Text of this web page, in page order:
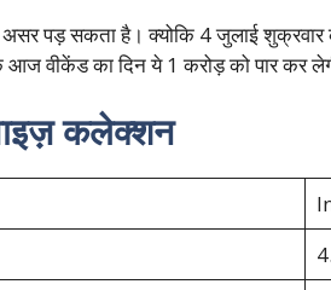
पड़ सकता है। क्योकि 4 जुलाई शुक्रवार
आज वीकेंड का दिन ये 1 करोड़ को पार कर
कलेक्शन